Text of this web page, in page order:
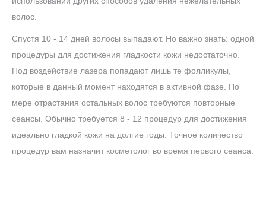
волос.
Спустя 10 - 14 дней волосы выпадают. Но важно знать: одной
процедуры для достижения гладкости кожи недостаточно.
Под воздействие лазера попадают лишь те фолликулы,
которые в данный момент находятся в активной фазе. По
мере отрастания остальных волос требуются повторные
сеансы. Обычно требуется 8 - 12 процедур для достижения
идеально гладкой кожи на долгие годы. Точное количество
процедур вам назначит косметолог во время первого сеанса.